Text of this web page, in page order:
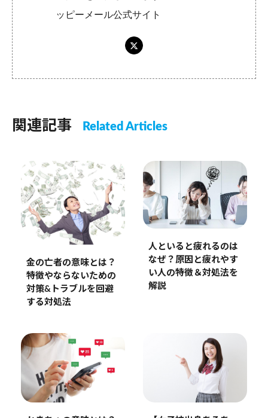
ッピーメール公式サイト
関連記事 Related Articles
金の亡者の意味とは？
特徴やならないための
対策&トラブルを回避
する対処法
人といると疲れるのは
なぜ？原因と疲れやす
い人の特徴＆対処法を
解説